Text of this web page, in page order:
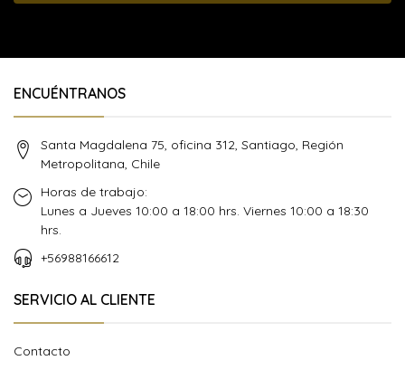
ENCUÉNTRANOS
Santa Magdalena 75, oficina 312, Santiago, Región
Metropolitana, Chile
Horas de trabajo:
Lunes a Jueves 10:00 a 18:00 hrs. Viernes 10:00 a 18:30
hrs.
+56988166612
SERVICIO AL CLIENTE
Contacto